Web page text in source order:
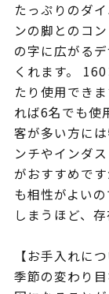
たっぷりのダ
ンの脚とのコ
の字に広がる
くれます。
たり使用でき
れば6名でも使
客が多い方に
ンチやインダ
がおすすめで
も相性がよい
しまうほど、存
【お手入れにつ
季節の変わり